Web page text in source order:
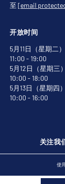
开放时间
5月11日（星期二）
11:00 - 19:00
5月12日（星期三
10:00 - 18:00
5月13日（星期四
10:00 - 16:00
至 [email
关注我
使